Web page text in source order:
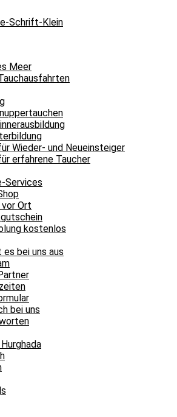
Meer
Wieder- und Neueinsteiger
erfahrene Taucher
Services
Ort
kostenlos
es bei uns aus
bei uns